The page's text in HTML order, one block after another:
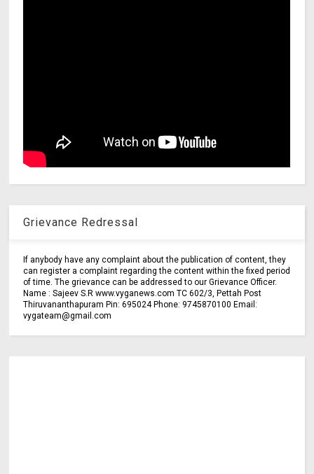
Grievance Redressal
If anybody have any complaint about the publication of content, they
can register a complaint regarding the content within the fixed period
of time. The grievance can be addressed to our Grievance Officer.
Name : Sajeev S.R www.vyganews.com TC 602/3, Pettah Post
Thiruvananthapuram Pin: 695024 Phone: 9745870100 Email:
vygateam@gmail.com